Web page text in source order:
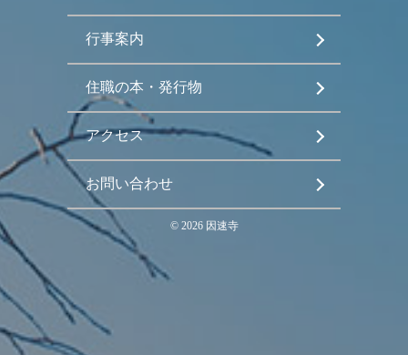
行事案内
住職の本・発行物
アクセス
お問い合わせ
© 2026因速寺